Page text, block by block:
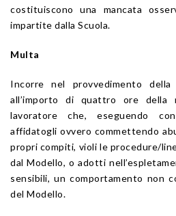
costituiscono una mancata
impartite dalla Scuola.
Multa
Incorre nel provvedimento della
all’importo di quattro ore della
lavoratore che, eseguendo
affidatogli ovvero commettendo
propri compiti, violi le procedure/
dal Modello, o adotti
sensibili, un comportamento non
del Modello.